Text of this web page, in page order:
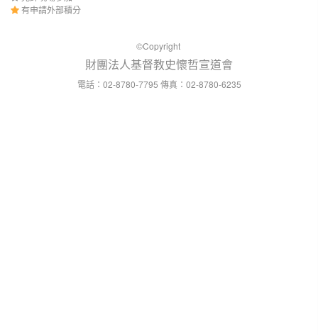
有申請外部積分
©Copyright
財團法人基督教史懷哲宣道會
電話：02-8780-7795 傳真：02-8780-6235